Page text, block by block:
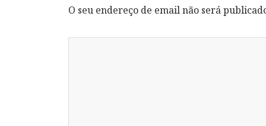
O seu endereço de email não será